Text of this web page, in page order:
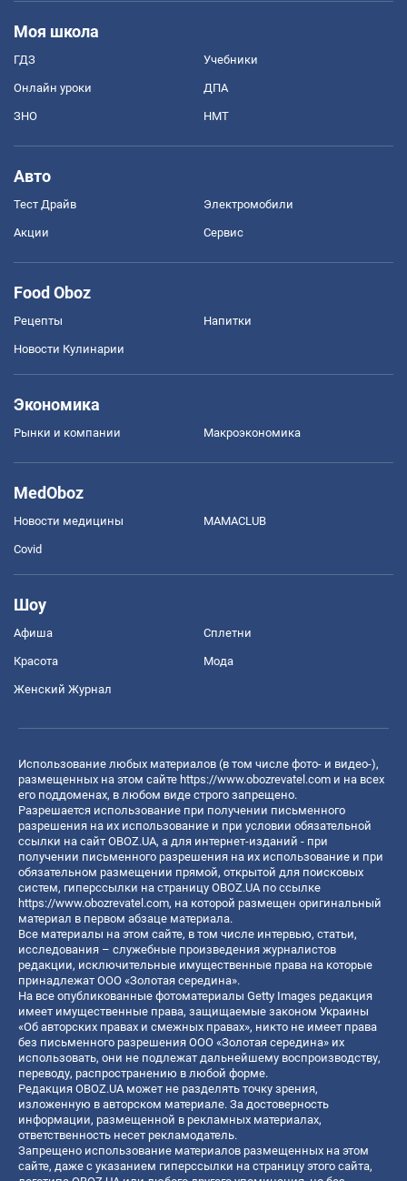
Моя школа
ГДЗ Учебники
Онлайн уроки ДПА
ЗНО НМТ
Авто
Тест Драйв Электромобили
Акции Сервис
Food Oboz
Рецепты Напитки
Новости Кулинарии
Экономика
Рынки и компании Mакроэкономика
MedOboz
Новости медицины MAMACLUB
Covid
Шоу
Афиша Сплетни
Красота Мода
Женский Журнал
Использование любых материалов (в том числе фото- и видео-),
размещенных на этом сайте https://www.obozrevatel.com и на всех
его поддоменах, в любом виде строго запрещено.
Разрешается использование при получении письменного
разрешения на их использование и при условии обязательной
ссылки на сайт OBOZ.UA, а для интернет-изданий - при
получении письменного разрешения на их использование и при
обязательном размещении прямой, открытой для поисковых
систем, гиперссылки на страницу OBOZ.UA по ссылке
https://www.obozrevatel.com, на которой размещен оригинальный
материал в первом абзаце материала.
Все материалы на этом сайте, в том числе интервью, статьи,
исследования – служебные произведения журналистов
редакции, исключительные имущественные права на которые
принадлежат ООО «Золотая середина».
На все опубликованные фотоматериалы Getty Images редакция
имеет имущественные права, защищаемые законом Украины
«Об авторских правах и смежных правах», никто не имеет права
без письменного разрешения ООО «Золотая середина» их
использовать, они не подлежат дальнейшему воспроизводству,
переводу, распространению в любой форме.
Редакция OBOZ.UA может не разделять точку зрения,
изложенную в авторском материале. За достоверность
информации, размещенной в рекламных материалах,
ответственность несет рекламодатель.
Запрещено использование материалов размещенных на этом
сайте, даже с указанием гиперссылки на страницу этого сайта,